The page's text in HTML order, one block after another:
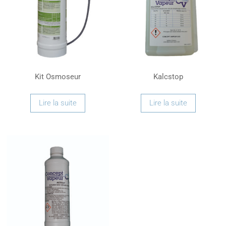
Kit Osmoseur
Lire la suite
Kalcstop
Lire la suite